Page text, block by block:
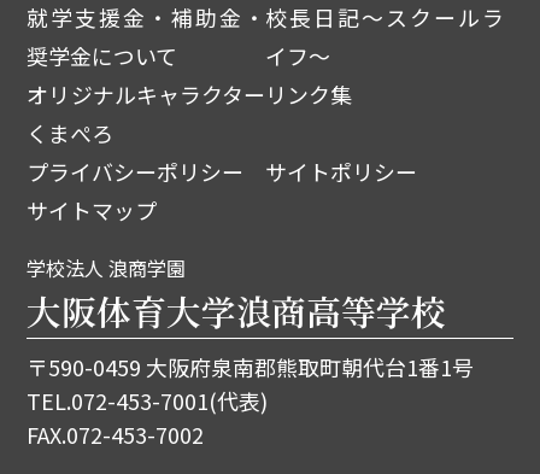
就学支援金・補助金・
奨学金について
校長日記～スクールラ
イフ～
オリジナルキャラクター
くまぺろ
リンク集
プライバシーポリシー
サイトポリシー
サイトマップ
学校法人 浪商学園
大阪体育大学浪商高等学校
〒590-0459 大阪府泉南郡熊取町朝代台1番1号
TEL.072-453-7001(代表)
FAX.072-453-7002